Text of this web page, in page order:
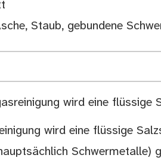
Staub, gebundene
wird eine flüssige
wird eine flüssige
Schwermetalle)